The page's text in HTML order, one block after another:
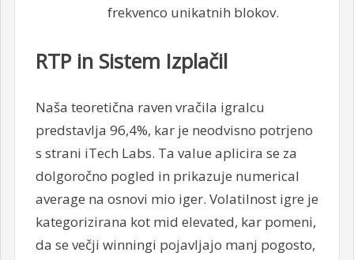
frekvenco unikatnih blokov.
RTP in Sistem Izplačil
Naša teoretična raven vračila igralcu
predstavlja 96,4%, kar je neodvisno potrjeno
s strani iTech Labs. Ta value aplicira se za
dolgoročno pogled in prikazuje numerical
average na osnovi mio iger. Volatilnost igre je
kategorizirana kot mid elevated, kar pomeni,
da se večji winningi pojavljajo manj pogosto,